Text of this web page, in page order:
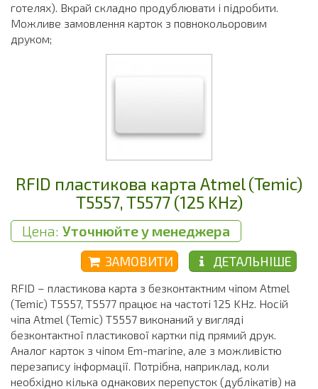
готелях). Вкрай складно продублювати і підробити.
Можливе замовлення карток з повнокольоровим
друком;
RFID пластикова карта Atmel (Temic)
T5557, T5577 (125 KHz)
Цена: Уточнюйте у менеджера
ДЕТАЛЬНІШЕ
ЗАМОВИТИ
RFID – пластикова карта з безконтактним чіпом Atmel
(Temic) T5557, T5577 працює на частоті 125 KHz. Носій
чіпа Atmel (Temic) T5557 виконаний у вигляді
безконтактної пластикової картки під прямий друк.
Аналог карток з чіпом Em-marine, але з можливістю
перезапису інформації. Потрібна, наприклад, коли
необхідно кілька однакових перепусток (дублікатів) на